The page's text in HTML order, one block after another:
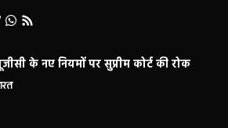
के नए नियमों पर सुप्रीम कोर्ट की रोक